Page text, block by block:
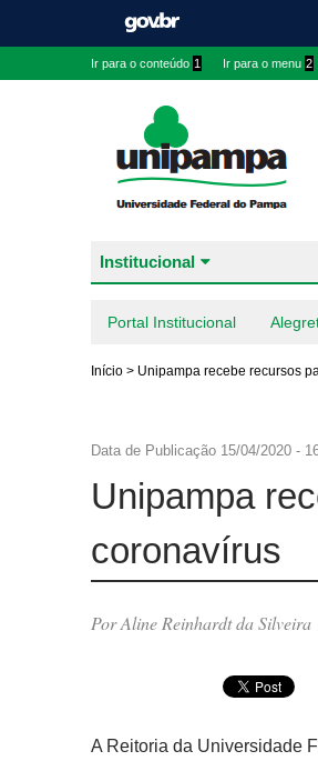
Ir para o conteúdo 1 Ir para o menu 2
Institucional
Portal Institucional
Início > Unipampa recebe recursos
Data de Publicação 15/04/2020 -
Unipampa
coronavírus
Por Aline Reinhardt da Silveira
A Reitoria da Universidade